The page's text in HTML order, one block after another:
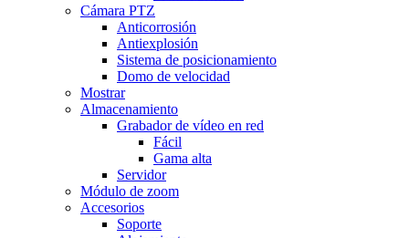
Cámara PTZ
Anticorrosión
Antiexplosión
Sistema de posicionamiento
Domo de velocidad
Mostrar
Almacenamiento
Grabador de vídeo en red
Fácil
Gama alta
Servidor
Módulo de zoom
Accesorios
Soporte